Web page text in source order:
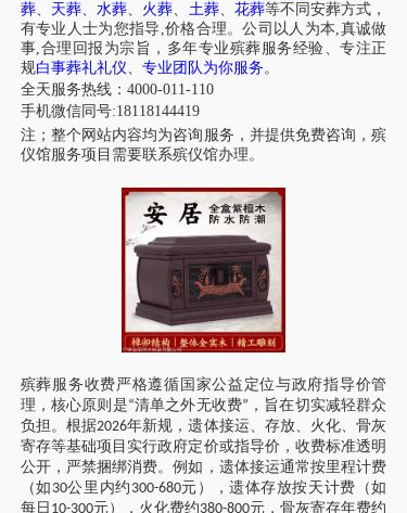
葬、 天葬、水葬、 火葬、 土葬、 花葬等不同安葬方式，
有专业人士为您指导,价格合理。公司以人为本,真诚做
事,合理回报为宗旨，多年专业殡葬服务经验、专注正
规白事葬礼礼仪、 专业团队为你服务。
全天服务热线：4000-011-110
手机微信同号:18118144419
注；整个网站内容均为咨询服务，并提供免费咨询，殡
仪馆服务项目需要联系殡仪馆办理。
殡葬服务收费严格遵循国家公益定位与政府指导价管
理，核心原则是“清单之外无收费” ，旨在切实减轻群众
负担。根据2026年新规，遗体接运、存放、火化、骨灰
寄存等基础项目实行政府定价或指导价，收费标准透明
公开，严禁捆绑消费。例如，遗体接运通常按里程计费
（如 30公里内约 300-680元），遗体存放按天计费（如
每日 10-300元），火化费约380-800元，骨灰寄存年费约